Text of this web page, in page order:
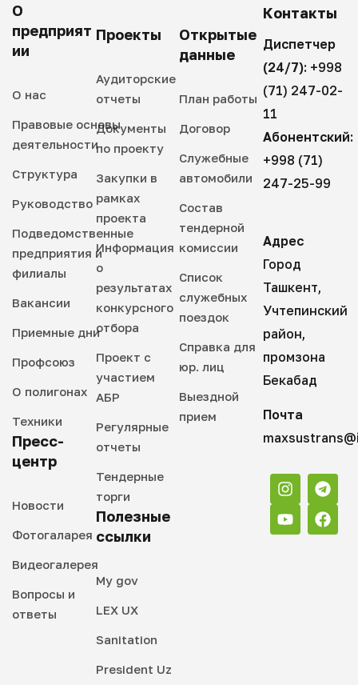
О
предприят
ии
О нас
Правовые основы
деятельности
Структура
Руководство
Подведомственные
предприятия и
филиалы
Вакансии
Приемные дни
Профсоюз
О полигонах
Техники
Пресс-
центр
Новости
Фотогаларея
Видеогалерея
Вопросы и
ответы
Проекты
Аудиторские
отчеты
Документы
по проекту
Закупки в
рамках
проекта
Информация
о
результатах
конкурсного
отбора
Проект с
участием
АБР
Регулярные
отчеты
Тендерные
торги
Полезные
ссылки
My gov
LEX UX
Sanitation
President Uz
Открытые
данные
План работы
Договор
Служебные
автомобили
Состав
тендерной
комиссии
Список
служебных
поездок
Справка для
юр. лиц
Выездной
прием
Контакты
Диспетчер
(24/7): +998
(71) 247-02-
11
Абонентский:
+998 (71)
247-25-99
Адрес
Город
Ташкент,
Учтепинский
район,
промзона
Бекабад
Почта